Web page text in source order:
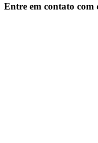
Entre em contato